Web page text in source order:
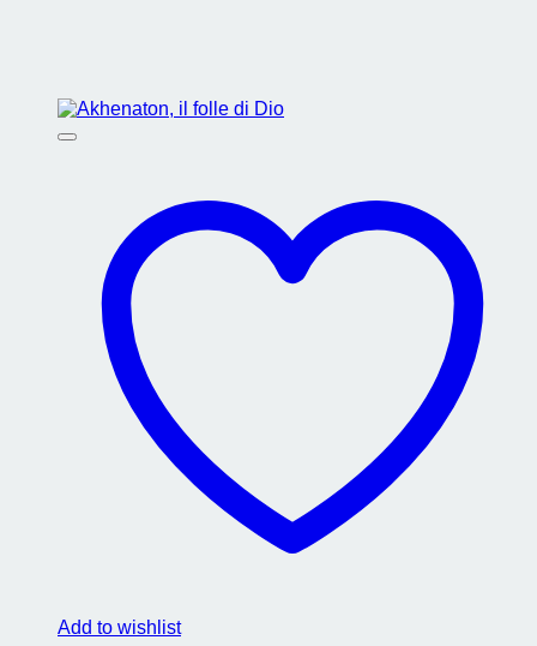
Add to wishlist